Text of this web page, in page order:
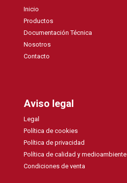
Inicio
Productos
Documentación Técnica
Nosotros
Contacto
Aviso legal
Legal
Política de cookies
Política de privacidad
Política de calidad y medioambiente
Condiciones de venta